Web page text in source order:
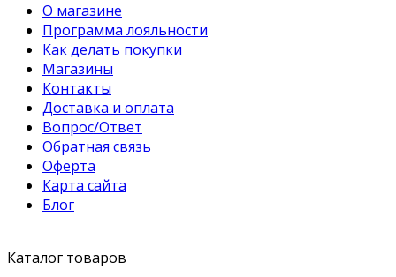
О магазине
Программа лояльности
Как делать покупки
Магазины
Контакты
Доставка и оплата
Вопрос/Ответ
Обратная связь
Оферта
Карта сайта
Блог
Каталог товаров